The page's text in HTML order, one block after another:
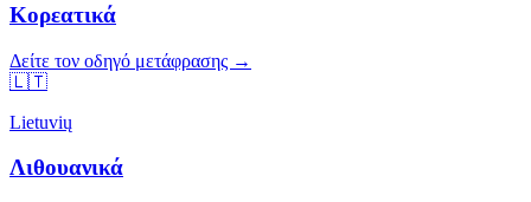
Κορεατικά
Δείτε τον οδηγό μετάφρασης →
🇱🇹
Lietuvių
Λιθουανικά